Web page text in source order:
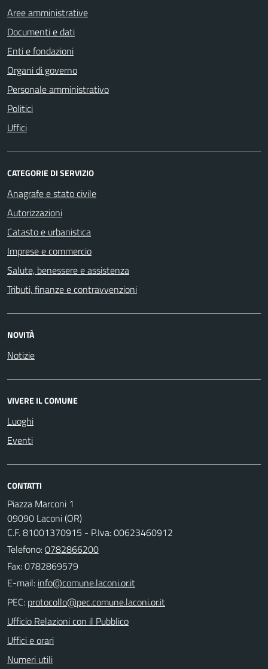
Aree amministrative
Documenti e dati
Enti e fondazioni
Organi di governo
Personale amministrativo
Politici
Uffici
CATEGORIE DI SERVIZIO
Anagrafe e stato civile
Autorizzazioni
Catasto e urbanistica
Imprese e commercio
Salute, benessere e assistenza
Tributi, finanze e contravvenzioni
NOVITÀ
Notizie
VIVERE IL COMUNE
Luoghi
Eventi
CONTATTI
Piazza Marconi 1
09090 Laconi (OR)
C.F. 81001370915 - P.Iva: 00623460912
Telefono:0782866200
Fax: 0782869579
E-mail:
PEC:
Ufficio Relazioni con il Pubblico
Uffici e orari
Numeri utili